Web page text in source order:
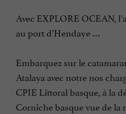
Avec EXPLORE OCEAN,
au port d’Hendaye …
Embarquez sur le
Atalaya avec notre nos
CPIE Littoral basque, à la
Corniche basque vue de la